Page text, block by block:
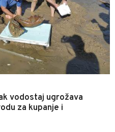
vodostaj ugrožava
za kupanje i